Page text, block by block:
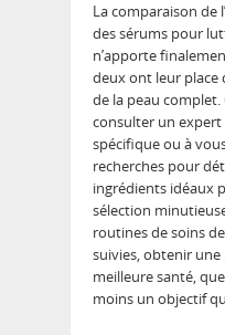
La comparaison de
des sérums pour
n’apporte
deux ont leur place
de la peau complet.
consulter un
spécifique ou à
recherches pour
ingrédients idéaux
sélection
routines de soins
suivies, obtenir
meilleure santé,
moins un objectif